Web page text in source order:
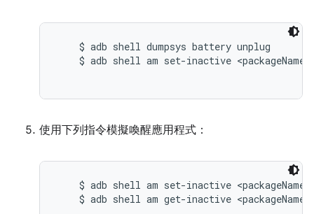
    $ adb shell dumpsys battery unplug
$ adb shell am set-inactive <packageName>
使用下列指令模擬喚醒應用程式：
$ adb shell am set-inactive <packageName>
    $ adb shell am get-inactive <packageName>